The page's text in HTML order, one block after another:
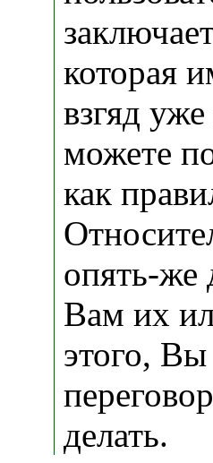
которая
взгяд
можете
как
опять-же
Вам их
этого, Вы
делать.